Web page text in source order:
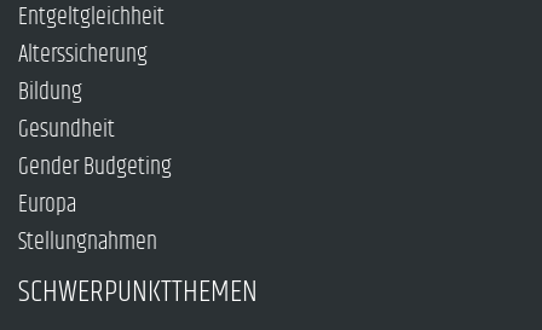
Entgeltgleichheit
Alterssicherung
Bildung
Gesundheit
Gender Budgeting
Europa
Stellungnahmen
SCHWERPUNKTTHEMEN